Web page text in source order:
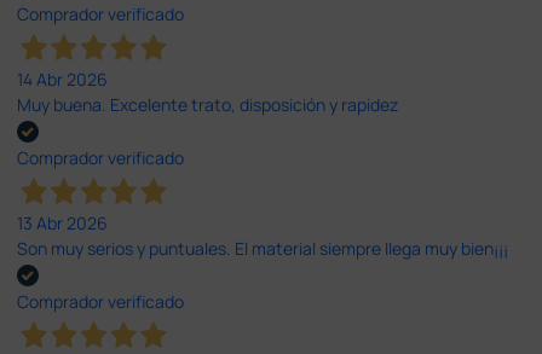
Comprador verificado
14 Abr 2026
Muy buena. Excelente trato, disposición y rapidez
Comprador verificado
13 Abr 2026
Son muy serios y puntuales. El material siempre llega muy bien¡¡¡
Comprador verificado